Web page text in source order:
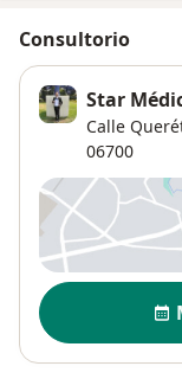
Consultorio
Star
Calle
06700
Disponibilidad